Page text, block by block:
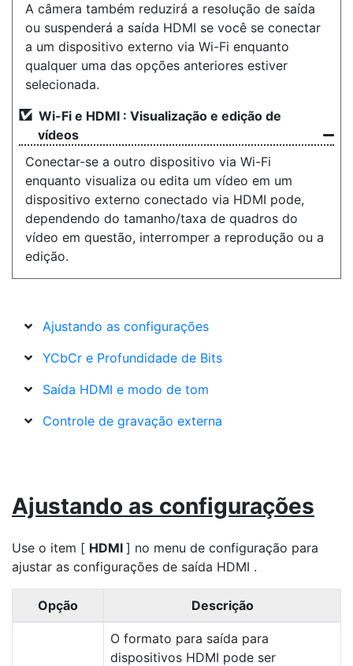
A câmera também reduzirá a resolução de saída
ou suspenderá a saída HDMI se você se conectar
a um dispositivo externo via Wi-Fi enquanto
qualquer uma das opções anteriores estiver
selecionada.
Wi-Fi e HDMI : Visualização e edição de
vídeos
Conectar-se a outro dispositivo via Wi-Fi
enquanto visualiza ou edita um vídeo em um
dispositivo externo conectado via HDMI pode,
dependendo do tamanho/taxa de quadros do
vídeo em questão, interromper a reprodução ou a
edição.
Ajustando as configurações
YCbCr e Profundidade de Bits
Saída HDMI e modo de tom
Controle de gravação externa
Ajustando as configurações
Use o item [ HDMI ] no menu de configuração para
ajustar as configurações de saída HDMI .
Opção Descrição
O formato para saída para
dispositivos HDMI pode ser